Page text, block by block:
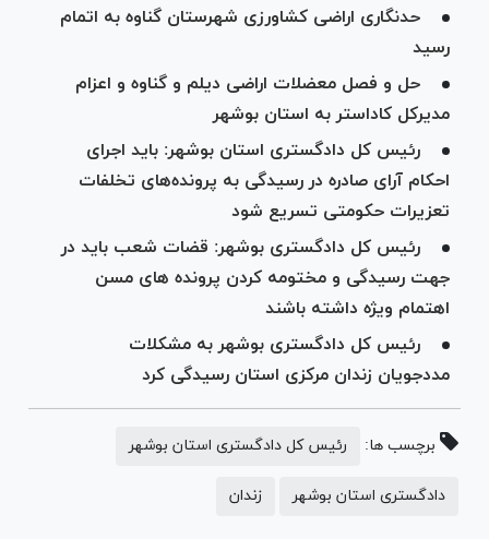
حدنگاری اراضی کشاورزی شهرستان گناوه به اتمام
رسید
حل و فصل معضلات اراضی دیلم و گناوه و اعزام
مدیرکل کاداستر به استان بوشهر
رئیس کل دادگستری استان بوشهر: باید اجرای
احکام آرای صادره در رسیدگی به پرونده‌های تخلفات
تعزیرات حکومتی تسریع شود
رئیس کل دادگستری بوشهر: قضات شعب باید در
جهت رسیدگی و مختومه کردن پرونده های مسن
اهتمام ویژه داشته باشند
رئیس کل دادگستری بوشهر به مشکلات
مددجویان زندان مرکزی استان رسیدگی کرد
برچسب ها: رئیس کل دادگستری استان بوشهر
دادگستری استان بوشهر زندان